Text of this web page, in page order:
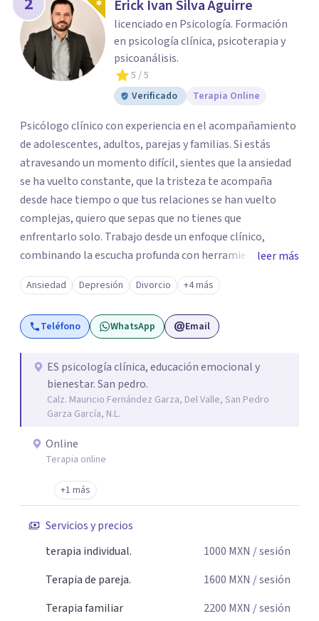
Erick Ivan Silva Aguirre
licenciado en Psicología. Formación
en psicología clínica, psicoterapia y
psicoanálisis.
5 / 5
Verificado
Terapia Online
Psicólogo clínico con experiencia en el acompañamiento
de adolescentes, adultos, parejas y familias. Si estás
atravesando un momento difícil, sientes que la ansiedad
se ha vuelto constante, que la tristeza te acompaña
desde hace tiempo o que tus relaciones se han vuelto
complejas, quiero que sepas que no tienes que
enfrentarlo solo. Trabajo desde un enfoque clínico,
combinando la escucha profunda con herramientas
diagnósticas cuando es necesario, para comprender cada
situación de manera personalizada y construir un proceso
terapéutico adaptado a tus necesidades. Mi objetivo es
ofrecer un espacio seguro, confidencial y libre de juicio,
recursos emocionales y avanzar hacia una vida con mayor
bienestar y claridad. Pedir ayuda es un acto de valentía, y
estaré aquí para acompañarte en ese proceso.
leer más
Ansiedad Depresión Divorcio +4 más
Teléfono WhatsApp Email
ES psicología clínica, educación emocional y
bienestar. San pedro.
Calz. Mauricio Fernández Garza, Del Valle, San Pedro
Garza García, N.L.
Online
Terapia online
+1 más
Servicios y precios
terapia individual.
1000 MXN / sesión
Terapia de pareja.
1600 MXN / sesión
Terapia familiar
2200 MXN / sesión